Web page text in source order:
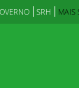
SRH MAIS